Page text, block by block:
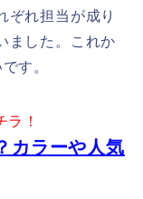
ぞれ担当が成り
ました。これか
す。
！
カラーや人気